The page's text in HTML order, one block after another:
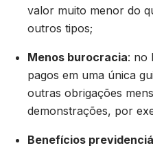
valor muito menor do
outros tipos;
Menos burocracia: no
pagos em uma única
outras obrigações
demonstrações, por
Benefícios